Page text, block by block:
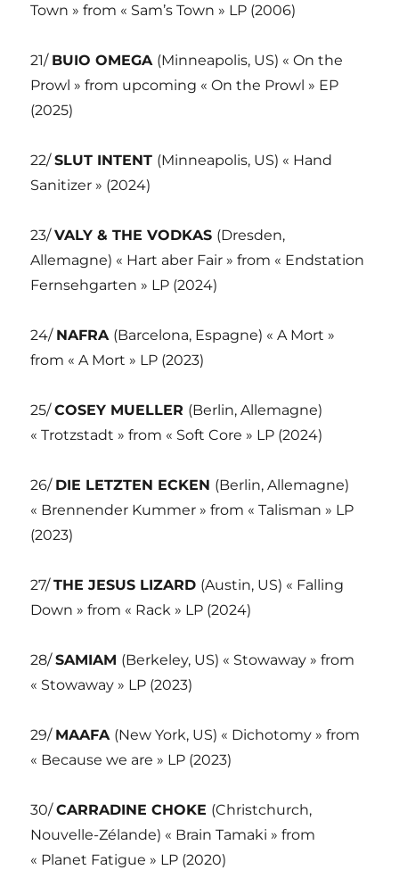
Town » from « Sam’s Town » LP (2006)
21/ BUIO OMEGA (Minneapolis, US) « On the
Prowl » from upcoming « On the Prowl » EP
(2025)
22/SLUT INTENT (Minneapolis, US) « Hand
Sanitizer » (2024)
23/VALY & THE VODKAS (Dresden,
Allemagne) « Hart aber Fair » from « Endstation
Fernsehgarten » LP (2024)
24/ NAFRA (Barcelona, Espagne) « A Mort »
from « A Mort » LP (2023)
25/COSEY MUELLER (Berlin, Allemagne)
« Trotzstadt » from « Soft Core » LP (2024)
26/ DIE LETZTEN ECKEN (Berlin, Allemagne)
« Brennender Kummer » from « Talisman » LP
(2023)
27/THE JESUS LIZARD (Austin, US) « Falling
Down » from « Rack » LP (2024)
28/SAMIAM (Berkeley, US) « Stowaway » from
« Stowaway » LP (2023)
29/ MAAFA (New York, US) « Dichotomy » from
« Because we are » LP (2023)
30/CARRADINE CHOKE (Christchurch,
Nouvelle-Zélande) « Brain Tamaki » from
« Planet Fatigue » LP (2020)